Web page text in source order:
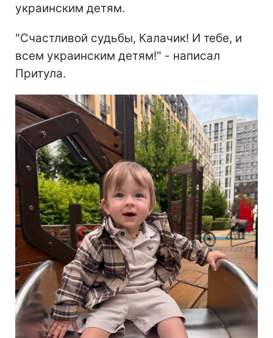
украинским детям.
"Счастливой судьбы, Калачик! И тебе, и
всем украинским детям!" - написал
Притула.